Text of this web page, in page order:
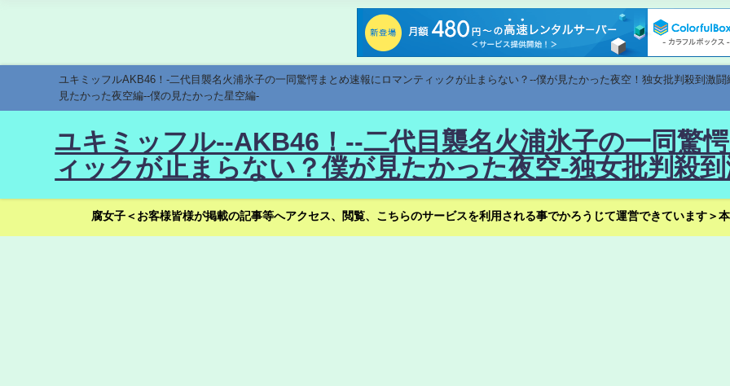
ユキミッフルAKB46！-二代目襲名火浦氷子の一同驚愕まとめ速報にロマンティックが止まらない？--僕が見たかった夜空！独女批判殺到激
見たかった夜空編--僕の見たかった星空編-
ユキミッフル--AKB46！--二代目襲名火浦氷子の一同驚
ィックが止まらない？僕が見たかった夜空-独女批判殺
腐女子＜お客様皆様が掲載の記事等へアクセス、閲覧、こちらのサービスを利用される事でかろうじて運営できています＞